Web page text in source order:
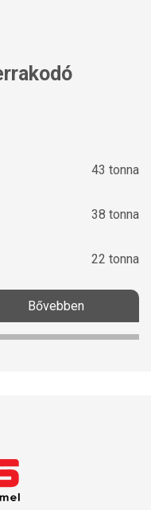
43 tonna
38 tonna
22 tonna
Bővebben